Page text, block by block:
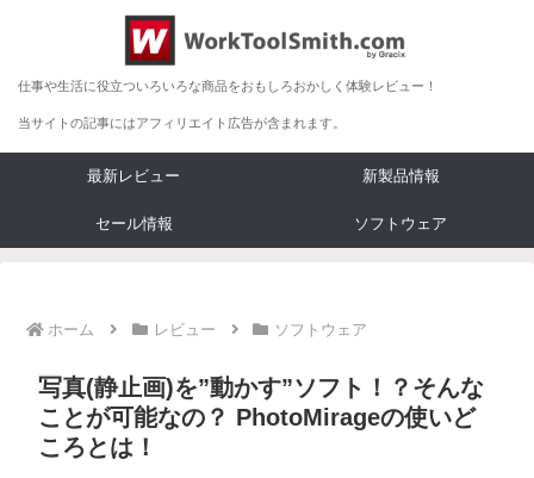
仕事や生活に役立ついろいろな商品をおもしろおかしく体験レビュー！
当サイトの記事にはアフィリエイト広告が含まれます。
最新レビュー 新製品情報
セール情報 ソフトウェア
ホーム レビュー ソフトウェア
写真(静止画)を”動かす”ソフト！？そんな
ことが可能なの？ PhotoMirageの使いど
ころとは！